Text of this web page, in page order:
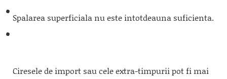
Spalarea superficiala nu este intotdeauna suficienta.
Ciresele de import sau cele extra-timpurii pot fi mai